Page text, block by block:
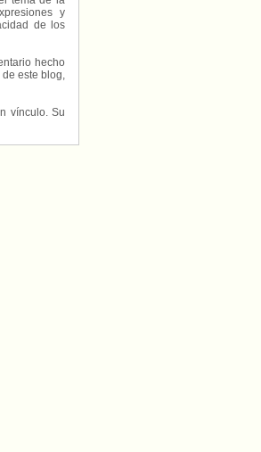
y
de los
hecho
este blog,
vínculo. Su